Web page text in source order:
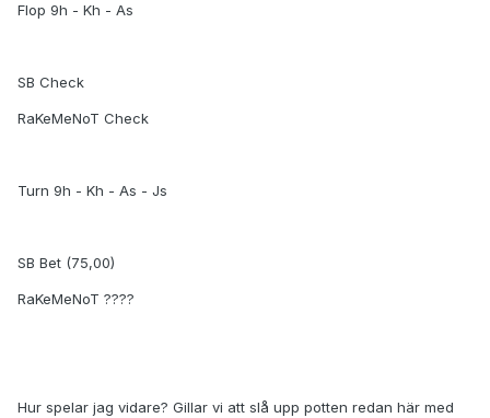
Flop 9h - Kh - As
SB Check
RaKeMeNoT Check
Turn 9h - Kh - As - Js
SB Bet (75,00)
RaKeMeNoT ????
Hur spelar jag vidare? Gillar vi att slå upp potten redan här med